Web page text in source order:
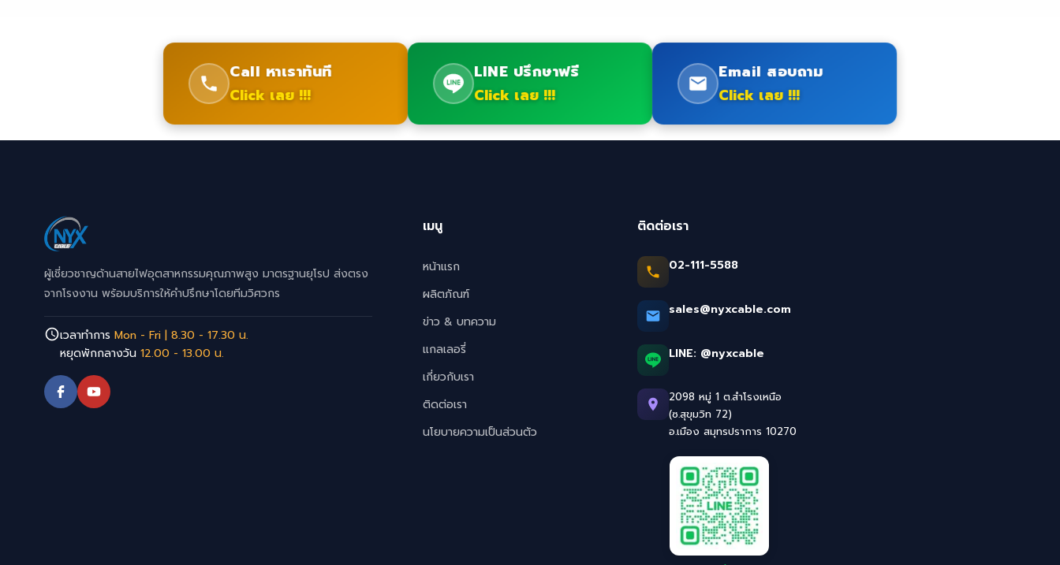
Call หาเราทันที
Click เลย !!!
LINE ปรึกษาฟรี
Click เลย !!!
Email สอบถาม
Click เลย !!!
ผู้เชี่ยวชาญด้านสายไฟอุตสาหกรรมคุณภาพสูง มาตรฐานยุโรป ส่งตรง
จากโรงงาน พร้อมบริการให้คำปรึกษาโดยทีมวิศวกร
เวลาทำการ Mon - Fri | 8.30 - 17.30 น.
หยุดพักกลางวัน 12.00 - 13.00 น.
เมนู
หน้าแรก
ผลิตภัณฑ์
ข่าว & บทความ
แกลเลอรี่
เกี่ยวกับเรา
ติดต่อเรา
นโยบายความเป็นส่วนตัว
ติดต่อเรา
02-111-5588
sales@nyxcable.com
LINE: @nyxcable
2098 หมู่ 1 ต.สำโรงเหนือ
(ซ.สุขุมวิท 72)
อ.เมือง สมุทรปราการ 10270